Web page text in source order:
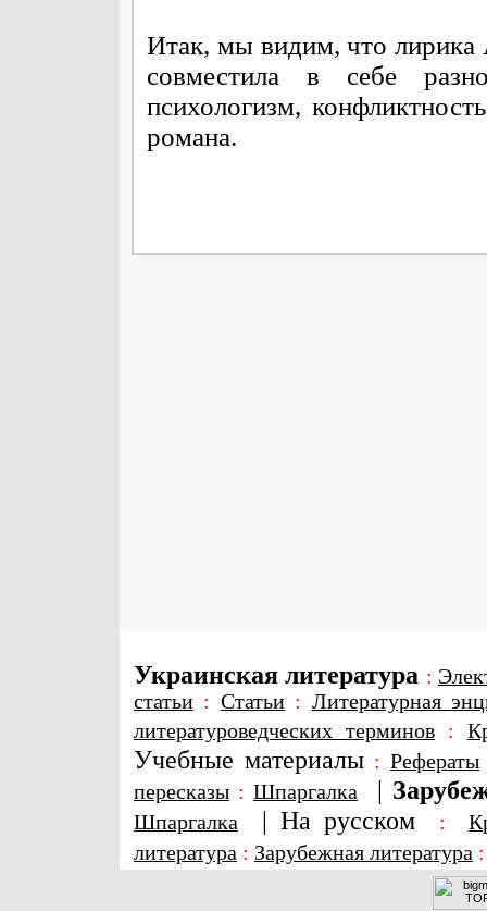
Итак, мы видим, что
совместила в себе
психологизм,
романа.
Украинская литература :
статьи : Статьи: Литературная
литературоведческих терминов:
Учебные материалы : Рефераты
пересказы : Шпаргалка |
Шпаргалка | На русском :
литература : Зарубежная литература